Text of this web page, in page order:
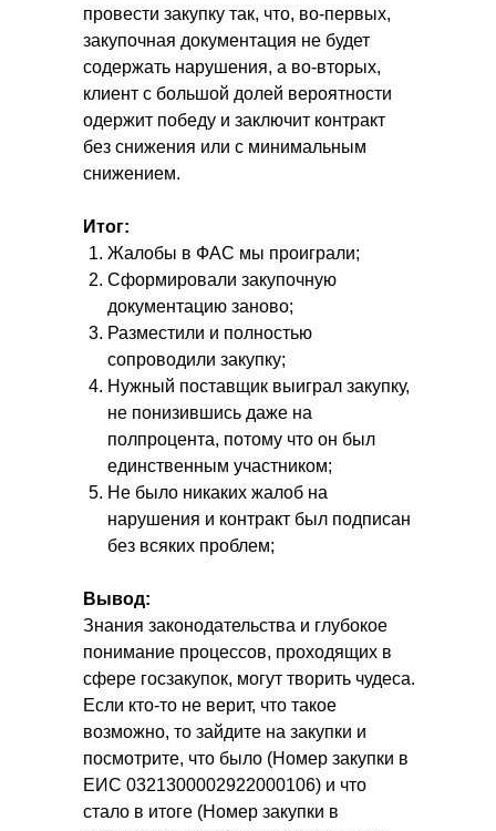
провести закупку так, что, во-первых,
закупочная документация не будет
содержать нарушения, а во-вторых,
клиент с большой долей вероятности
одержит победу и заключит контракт
без снижения или с минимальным
снижением.
Итог:
Жалобы в ФАС мы проиграли;
Сформировали закупочную
документацию заново;
Разместили и полностью
сопроводили закупку;
Нужный поставщик выиграл закупку,
не понизившись даже на
полпроцента, потому что он был
единственным участником;
Не было никаких жалоб на
нарушения и контракт был подписан
без всяких проблем;
Вывод:
Знания законодательства и глубокое
понимание процессов, проходящих в
сфере госзакупок, могут творить чудеса.
Если кто-то не верит, что такое
возможно, то зайдите на закупки и
посмотрите, что было (Номер закупки в
ЕИС 0321300002922000106) и что
стало в итоге (Номер закупки в
Получите решение своего
вопроса
набесплатной
консультации